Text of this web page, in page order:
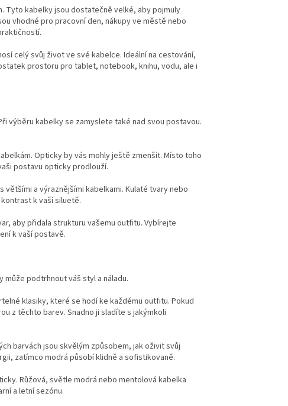
Tyto kabelky jsou dostatečně velké, aby pojmuly
vhodné pro pracovní den, nákupy ve městě nebo
celý svůj život ve své kabelce. Ideální na cestování,
prostoru pro tablet, notebook, knihu, vodu, ale i
výběru kabelky se zamyslete také nad svou postavou.
Opticky by vás mohly ještě zmenšit. Místo toho
postavu opticky prodlouží.
a výraznějšími kabelkami. Kulaté tvary nebo
k vaší siluetě.
aby přidala strukturu vašemu outfitu. Vybírejte
k vaší postavě.
může podtrhnout váš styl a náladu.
klasiky, které se hodí ke každému outfitu. Pokud
z těchto barev. Snadno ji sladíte s jakýmkoli
barvách jsou skvělým způsobem, jak oživit svůj
zatímco modrá působí klidně a sofistikovaně.
Růžová, světle modrá nebo mentolová kabelka
a letní sezónu.